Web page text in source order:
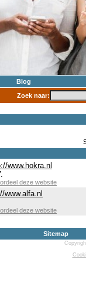
Blog
Zoek naar:
www.hokra.nl
deze website
www.alfa.nl
deze website
Sitemap